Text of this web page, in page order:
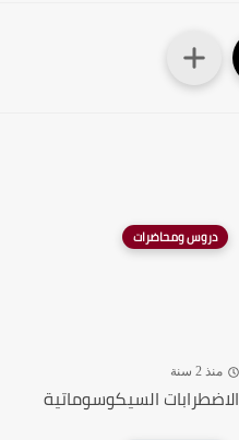
دروس ومحاضرات
منذ 2 سنة
الاضطرابات السيكوسوماتية